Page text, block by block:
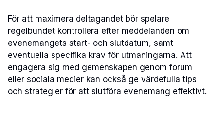
För att maximera deltagandet bör spelare
regelbundet kontrollera efter meddelanden om
evenemangets start- och slutdatum, samt
eventuella specifika krav för utmaningarna. Att
engagera sig med gemenskapen genom forum
eller sociala medier kan också ge värdefulla tips
och strategier för att slutföra evenemang effektivt.